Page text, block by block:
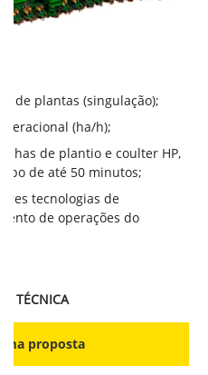
de plantas (singulação);
(ha/h);
de plantio e coulter HP,
de até 50 minutos;
tecnologias de
de operações do
TÉCNICA
proposta